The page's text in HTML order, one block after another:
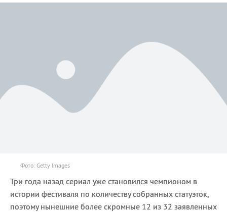
Фото: Getty Images
Три года назад сериал уже становился чемпионом в
истории фестиваля по количеству собранных статуэток,
поэтому нынешние более скромные 12 из 32 заявленных